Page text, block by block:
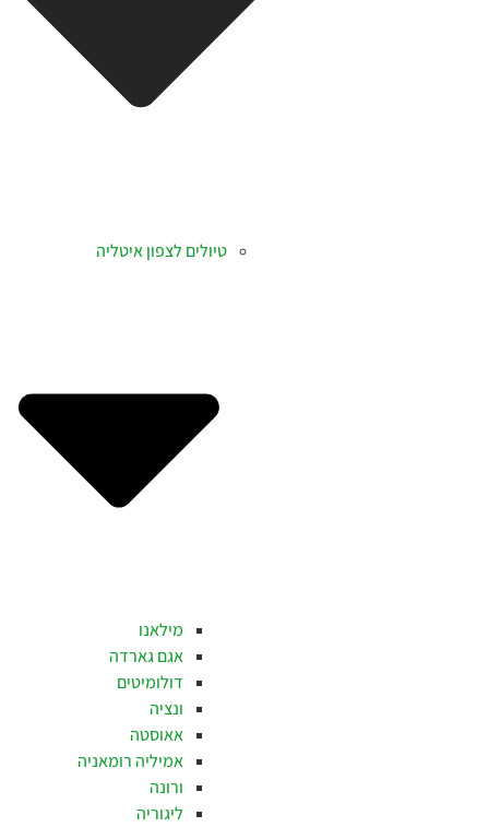
טיולים לצפון איטליה
מילאנו
אגם גארדה
דולומיטים
ונציה
אאוסטה
אמיליה רומאניה
ורונה
ליגוריה